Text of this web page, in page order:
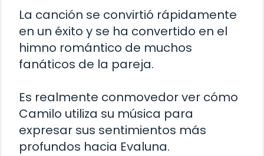
La canción se convirtió rápidamente
en un éxito y se ha convertido en el
himno romántico de muchos
fanáticos de la pareja.
Es realmente conmovedor ver cómo
Camilo utiliza su música para
expresar sus sentimientos más
profundos hacia Evaluna.